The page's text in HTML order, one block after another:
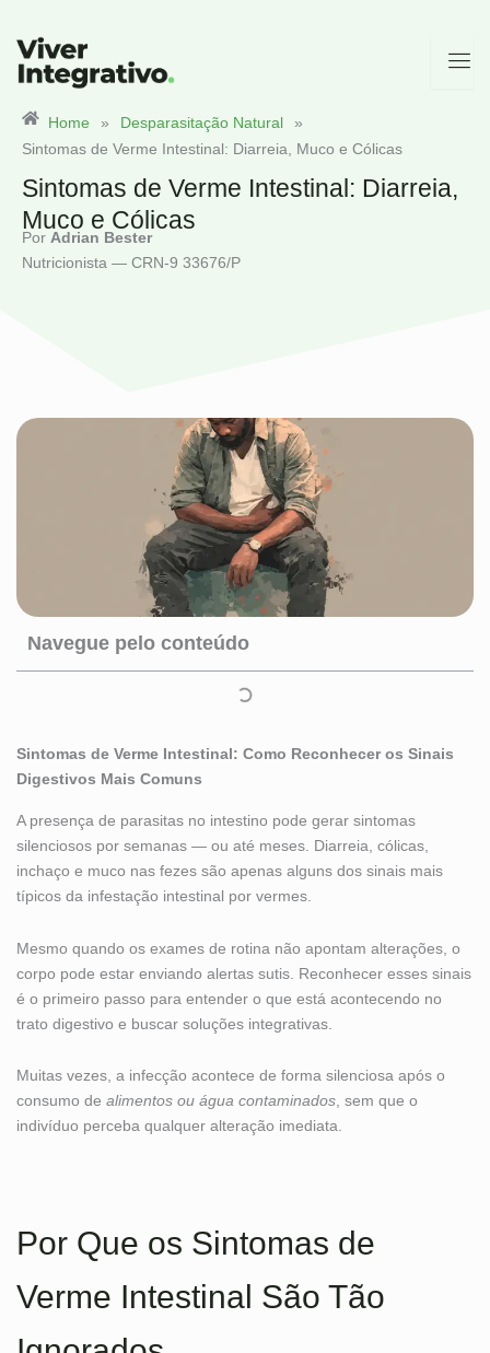
para
conteúdo
Home » Desparasitação Natural
»
Sintomas de Verme Intestinal: Diarreia, Muco e Cólicas
Sintomas de Verme Intestinal: Diarreia,
Muco e Cólicas
Por Adrian Bester
Nutricionista — CRN-9 33676/P
Navegue pelo conteúdo
Sintomas de Verme Intestinal: Como Reconhecer os Sinais
Digestivos Mais Comuns
A presença de parasitas no intestino pode gerar sintomas
silenciosos por semanas — ou até meses. Diarreia, cólicas,
inchaço e muco nas fezes são apenas alguns dos sinais mais
típicos da infestação intestinal por vermes.
Mesmo quando os exames de rotina não apontam alterações, o
corpo pode estar enviando alertas sutis. Reconhecer esses sinais
é o primeiro passo para entender o que está acontecendo no
trato digestivo e buscar soluções integrativas.
Muitas vezes, a infecção acontece de forma silenciosa após o
consumo de alimentos ou água contaminados, sem que o
indivíduo perceba qualquer alteração imediata.
Por Que os Sintomas de
Verme Intestinal São Tão